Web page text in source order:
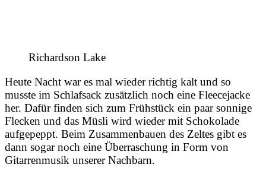
Richardson Lake
Heute Nacht war es mal wieder richtig kalt und so
musste im Schlafsack zusätzlich noch eine Fleecejacke
her. Dafür finden sich zum Frühstück ein paar sonnige
Flecken und das Müsli wird wieder mit Schokolade
aufgepeppt. Beim Zusammenbauen des Zeltes gibt es
dann sogar noch eine Überraschung in Form von
Gitarrenmusik unserer Nachbarn.